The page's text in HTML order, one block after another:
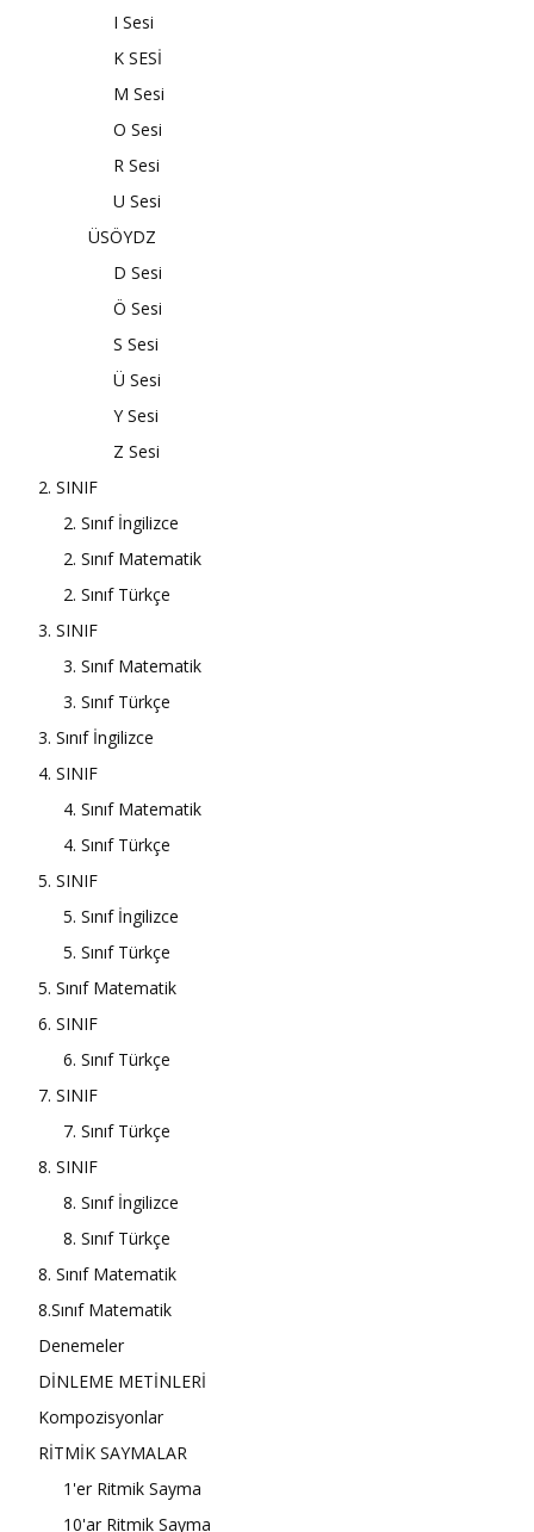
I Sesi
K SESİ
M Sesi
O Sesi
R Sesi
U Sesi
ÜSÖYDZ
D Sesi
Ö Sesi
S Sesi
Ü Sesi
Y Sesi
Z Sesi
2. SINIF
2. Sınıf İngilizce
2. Sınıf Matematik
2. Sınıf Türkçe
3. SINIF
3. Sınıf Matematik
3. Sınıf Türkçe
3. Sınıf İngilizce
4. SINIF
4. Sınıf Matematik
4. Sınıf Türkçe
5. SINIF
5. Sınıf İngilizce
5. Sınıf Türkçe
5. Sınıf Matematik
6. SINIF
6. Sınıf Türkçe
7. SINIF
7. Sınıf Türkçe
8. SINIF
8. Sınıf İngilizce
8. Sınıf Türkçe
8. Sınıf Matematik
8.Sınıf Matematik
Denemeler
DİNLEME METİNLERİ
Kompozisyonlar
RİTMİK SAYMALAR
1'er Ritmik Sayma
10'ar Ritmik Sayma